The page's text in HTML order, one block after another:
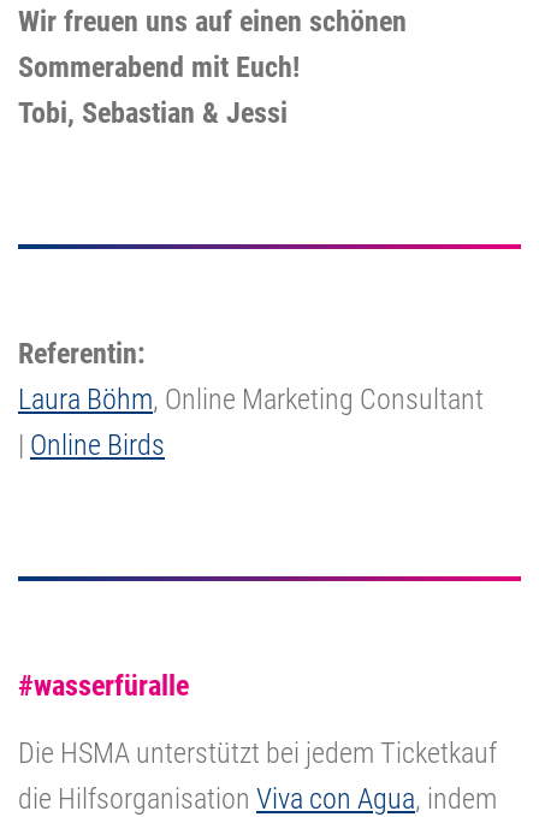
Wir freuen uns auf einen schönen
Sommerabend mit Euch!
Tobi, Sebastian & Jessi
Referentin:
Laura Böhm, Online Marketing Consultant
| Online Birds
#wasserfüralle
Die HSMA unterstützt bei jedem Ticketkauf
die Hilfsorganisation Viva con Agua, indem